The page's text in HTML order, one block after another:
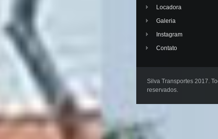
Locadora
Galeria
Instagram
Contato
Silva Transportes 2017.
reservados.